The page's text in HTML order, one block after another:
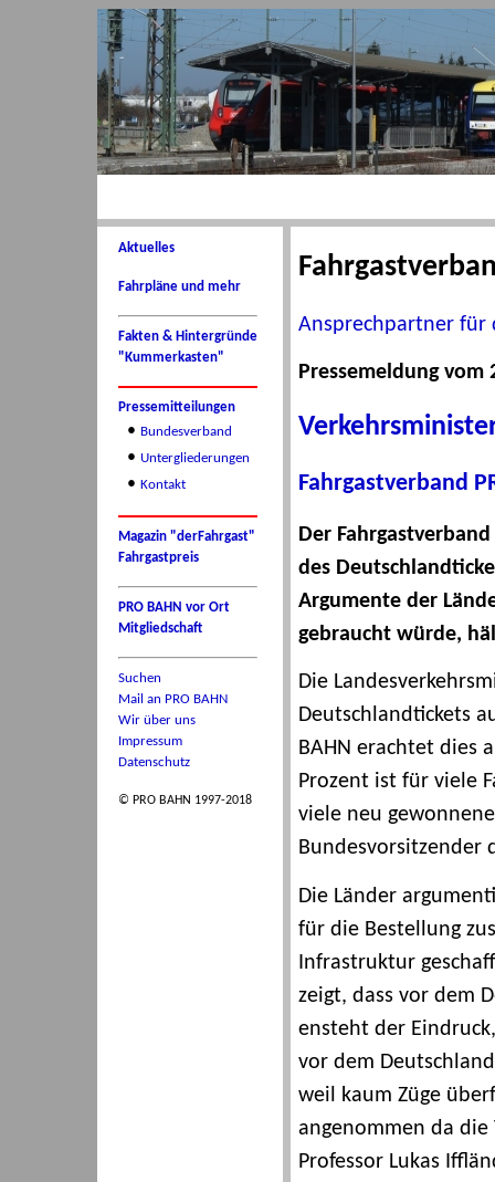
Aktuelles
Fahrpläne und mehr
Fakten & Hintergründe
"Kummerkasten"
Pressemitteilungen
• Bundesverband
• Untergliederungen
• Kontakt
Magazin "derFahrgast"
Fahrgastpreis
PRO BAHN vor Ort
Mitgliedschaft
Suchen
Mail an PRO BAHN
Wir über uns
Impressum
Datenschutz
© PRO BAHN 1997-2018
Ansprechpartner für
Pressemeldung vom
Fahrgastverband
Der
des
Argumente der
gebraucht würde,
Die
Deutschlandtickets
BAHN erachtet dies
Prozent ist für viele
viele neu
Bundesvorsitzender
Die Länder
für die Bestellung
Infrastruktur
zeigt, dass vor dem
ensteht der
vor dem
weil kaum Züge
angenommen da
Professor Lukas